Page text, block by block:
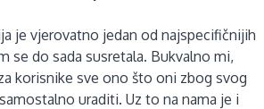
je vjerovatno jedan od najspecifičnijih
se do sada susretala. Bukvalno mi,
korisnike sve ono što oni zbog svog
uraditi. Uz to na nama je i